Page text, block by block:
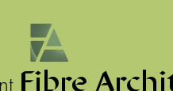
Fibre